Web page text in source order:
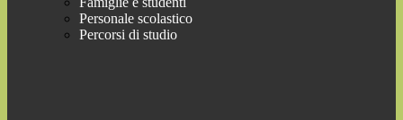
Personale scolastico
Percorsi di studio